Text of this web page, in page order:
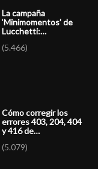
La campaña
‘Minimomentos’ de
Lucchetti:…
(5.466)
Cómo corregir los
errores 403, 204, 404
y 416 de…
(5.079)